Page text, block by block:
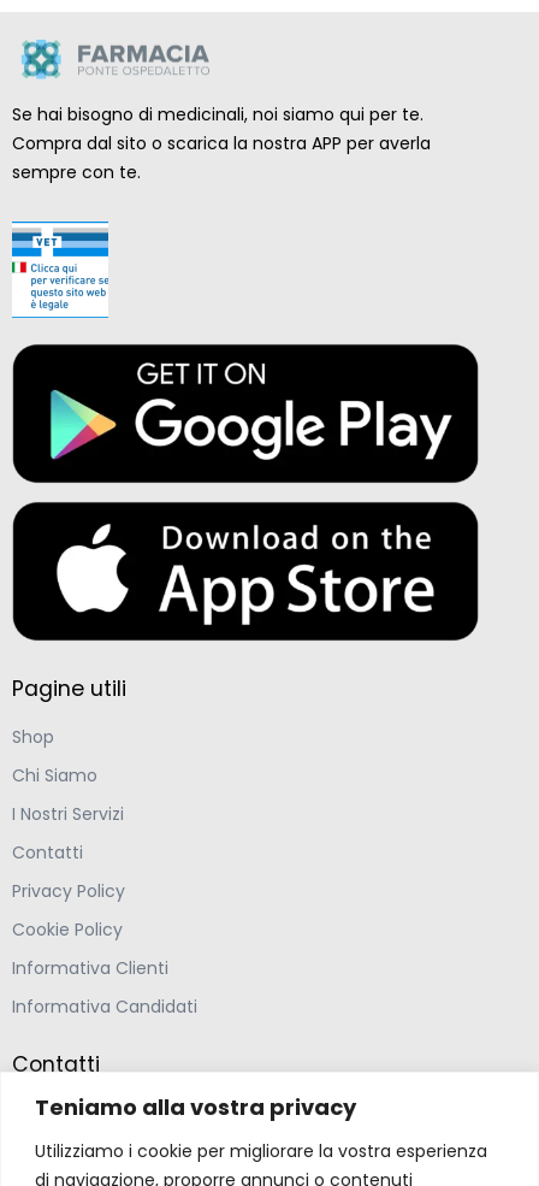
Teniamo alla vostra privacy
Utilizziamo i cookie per migliorare la vostra esperienza
di navigazione, proporre annunci o contenuti
Se hai bisogno di medicinali, noi siamo qui per te.
Compra dal sito o scarica la nostra APP per averla
sempre con te.
Pagine utili
Shop
Chi Siamo
I Nostri Servizi
Contatti
Privacy Policy
Cookie Policy
Informativa Clienti
Informativa Candidati
Contatti
Farmacia Ponte Ospedaletto S.N.C
Via della Solidarietà 2,